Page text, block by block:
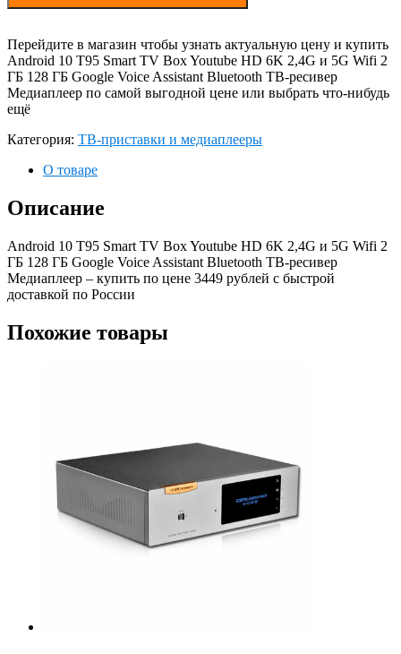
Перейдите в магазин чтобы узнать актуальную цену и купить
Android 10 T95 Smart TV Box Youtube HD 6K 2,4G и 5G Wifi 2
ГБ 128 ГБ Google Voice Assistant Bluetooth ТВ-ресивер
Медиаплеер по самой выгодной цене или выбрать что-нибудь
ещё
Категория: ТВ-приставки и медиаплееры
О товаре
Описание
Android 10 T95 Smart TV Box Youtube HD 6K 2,4G и 5G Wifi 2
ГБ 128 ГБ Google Voice Assistant Bluetooth ТВ-ресивер
Медиаплеер – купить по цене 3449 рублей с быстрой
доставкой по России
Похожие товары